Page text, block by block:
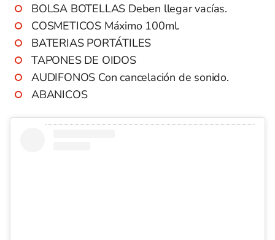
BOLSA BOTELLAS Deben llegar vacías.
COSMETICOS Máximo 100ml.
BATERIAS PORTÁTILES
TAPONES DE OIDOS
AUDIFONOS Con cancelación de sonido.
ABANICOS